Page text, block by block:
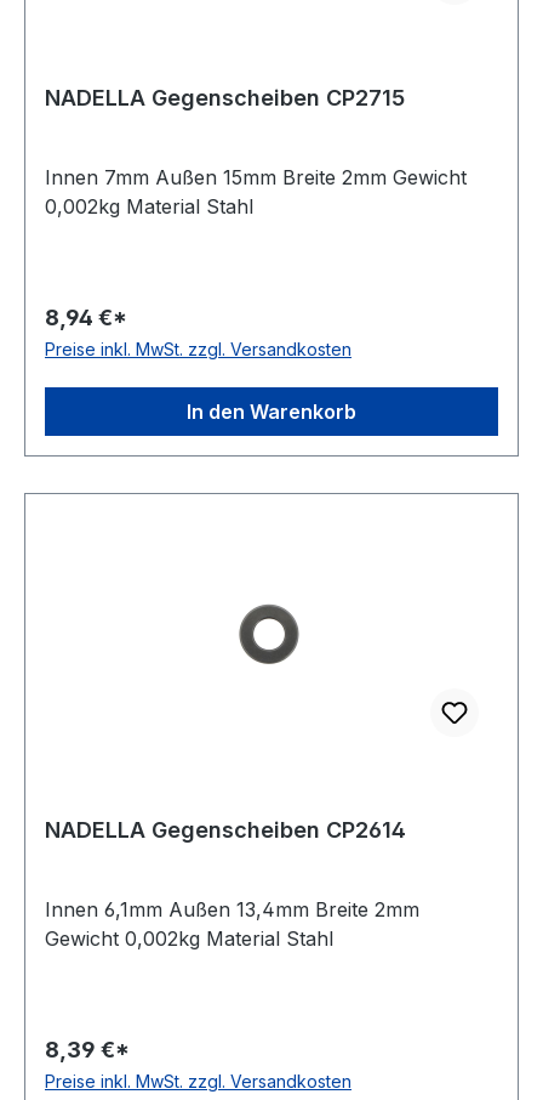
NADELLA Gegenscheiben CP2715
Innen 7mm Außen 15mm Breite 2mm Gewicht
0,002kg Material Stahl
8,94 €*
Preise inkl. MwSt. zzgl. Versandkosten
In den Warenkorb
NADELLA Gegenscheiben CP2614
Innen 6,1mm Außen 13,4mm Breite 2mm
Gewicht 0,002kg Material Stahl
8,39 €*
Preise inkl. MwSt. zzgl. Versandkosten